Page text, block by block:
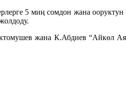
5 миң сомдон жана
жана К.Абдиев